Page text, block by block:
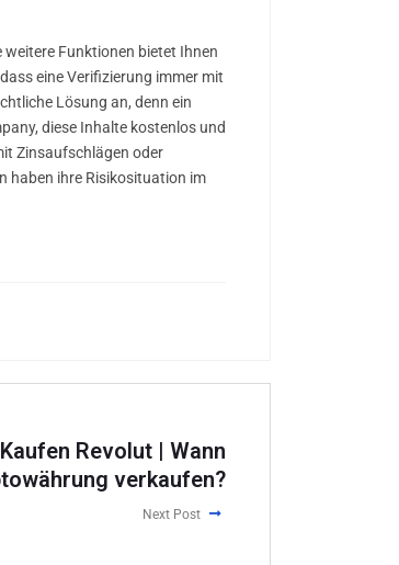
Funktionen bietet Ihnen
eine Verifizierung immer mit
Lösung an, denn ein
diese Inhalte kostenlos und
Zinsaufschlägen oder
haben ihre Risikosituation im
Revolut | Wann
verkaufen?
Next Post